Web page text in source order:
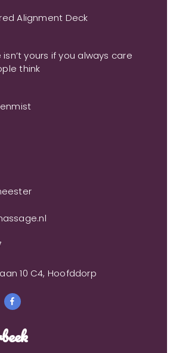
Alignment Deck
yours if you always care
think
10 C4, Hoofddorp